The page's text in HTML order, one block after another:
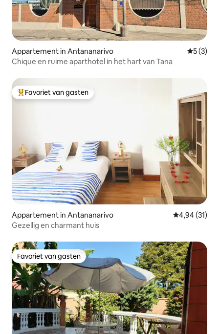
Appartement in Antananarivo
5 (3)
Chique en ruime aparthotel in het hart van Tana
Topfavoriet van gasten
Favoriet van gasten
Appartement in Antananarivo Gemiddelde
4,94 (31)
Gezellig en charmant huis
Favoriet van gasten
Favoriet van gasten